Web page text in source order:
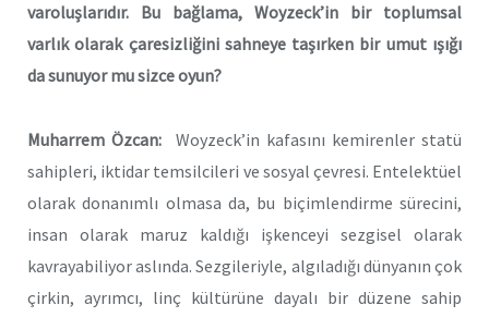
varoluşlarıdır. Bu bağlama, Woyzeck’in bir toplumsal
varlık olarak çaresizliğini sahneye taşırken bir umut ışığı
da sunuyor mu sizce oyun?
Muharrem Özcan: Woyzeck’in kafasını kemirenler statü
sahipleri, iktidar temsilcileri ve sosyal çevresi. Entelektüel
olarak donanımlı olmasa da, bu biçimlendirme sürecini,
insan olarak maruz kaldığı işkenceyi sezgisel olarak
kavrayabiliyor aslında. Sezgileriyle, algıladığı dünyanın çok
çirkin, ayrımcı, linç kültürüne dayalı bir düzene sahip